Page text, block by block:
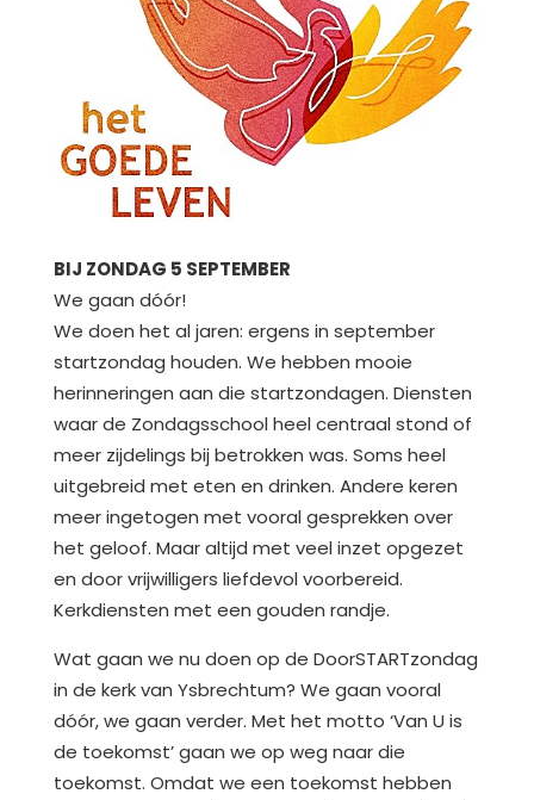
BIJ ZONDAG 5 SEPTEMBER
We gaan dóór!
We doen het al jaren: ergens in september
startzondag houden. We hebben mooie
herinneringen aan die startzondagen. Diensten
waar de Zondagsschool heel centraal stond of
meer zijdelings bij betrokken was. Soms heel
uitgebreid met eten en drinken. Andere keren
meer ingetogen met vooral gesprekken over
het geloof. Maar altijd met veel inzet opgezet
en door vrijwilligers liefdevol voorbereid.
Kerkdiensten met een gouden randje.
Wat gaan we nu doen op de DoorSTARTzondag
in de kerk van Ysbrechtum? We gaan vooral
dóór, we gaan verder. Met het motto ‘Van U is
de toekomst’ gaan we op weg naar die
toekomst. Omdat we een toekomst hebben